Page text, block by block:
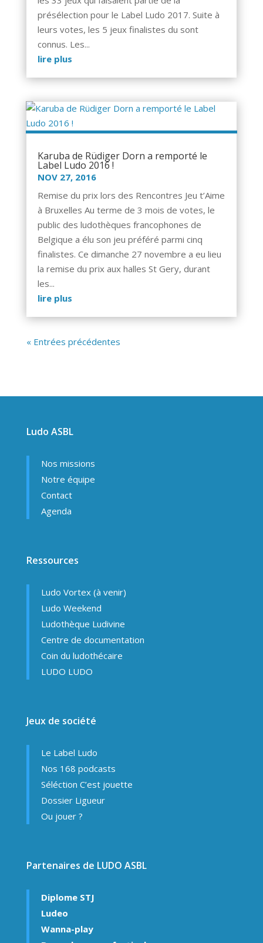
présélection pour le Label Ludo 2017. Suite à
leurs votes, les 5 jeux finalistes du sont
connus. Les...
lire plus
Karuba de Rüdiger Dorn a remporté le
Label Ludo 2016 !
NOV 27, 2016
Remise du prix lors des Rencontres Jeu t’Aime
à Bruxelles Au terme de 3 mois de votes, le
public des ludothèques francophones de
Belgique a élu son jeu préféré parmi cinq
finalistes. Ce dimanche 27 novembre a eu lieu
la remise du prix aux halles St Gery, durant
les...
lire plus
« Entrées précédentes
Ludo ASBL
Nos missions
Notre équipe
Contact
Agenda
Ressources
Ludo Vortex (à venir)
Ludo Weekend
Ludothèque Ludivine
Centre de documentation
Coin du ludothécaire
LUDO LUDO
Jeux de société
Le Label Ludo
Nos 168 podcasts
Séléction C’est jouette
Dossier Ligueur
Ou jouer ?
Partenaires de LUDO ASBL
Diplome STJ
Ludeo
Wanna-play